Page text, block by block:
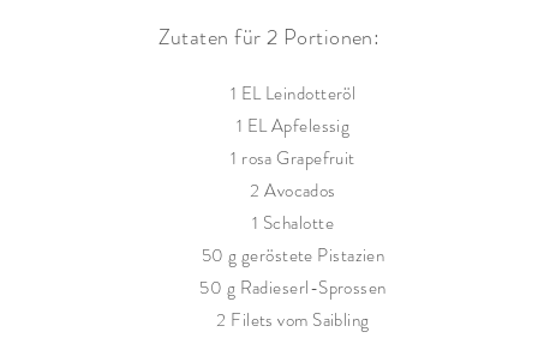
Zutaten für 2 Portionen:
1 EL Leindotteröl
1 EL Apfelessig
1 rosa Grapefruit
2 Avocados
1 Schalotte
50 g geröstete Pistazien
50 g Radieserl-Sprossen
2 Filets vom Saibling